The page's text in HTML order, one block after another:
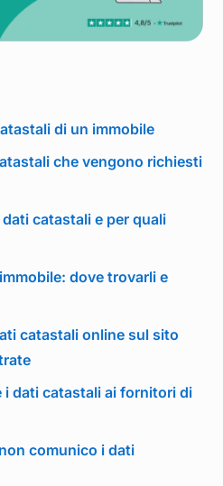
di un immobile
che vengono richiesti
catastali e per quali
dove trovarli e
catastali online sul sito
i dati catastali ai fornitori di
comunico i dati